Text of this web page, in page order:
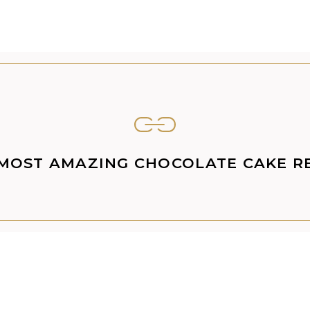
AMAZING CHOCOLATE CAKE